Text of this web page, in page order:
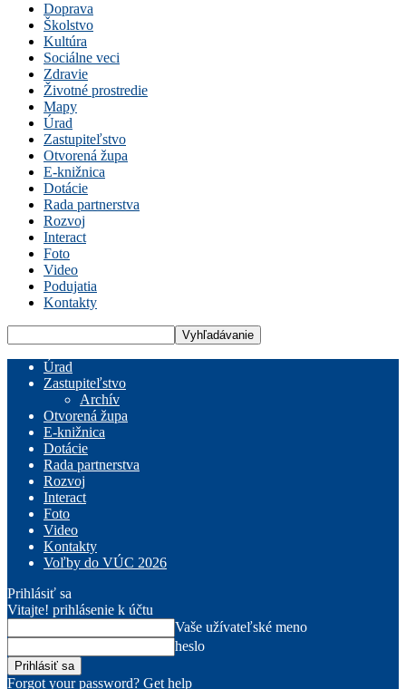
Doprava
Školstvo
Kultúra
Sociálne veci
Zdravie
Životné prostredie
Mapy
Úrad
Zastupiteľstvo
Otvorená župa
E-knižnica
Dotácie
Rada partnerstva
Rozvoj
Interact
Foto
Video
Podujatia
Kontakty
Úrad
Zastupiteľstvo
Archív
Otvorená župa
E-knižnica
Dotácie
Rada partnerstva
Rozvoj
Interact
Foto
Video
Kontakty
Voľby do VÚC 2026
Prihlásiť sa
Vitajte! prihlásenie k účtu
Vaše užívateľské meno
heslo
Forgot your password? Get help